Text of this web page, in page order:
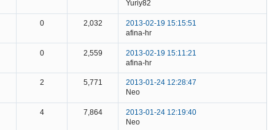
Yuriy82
0 2,032
2013-02-19 15:15:51
afina-hr
0 2,559
2013-02-19 15:11:21
afina-hr
2 5,771
2013-01-24 12:28:47
Neo
4 7,864
2013-01-24 12:19:40
Neo